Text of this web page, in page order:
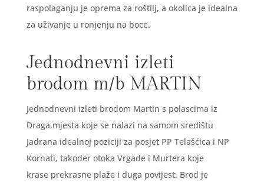
raspolaganju je oprema za roštilj, a okolica je idealna
za uživanje u ronjenju na boce.
Jednodnevni izleti
brodom m/b MARTIN
Jednodnevni izleti brodom Martin s polascima iz
Draga,mjesta koje se nalazi na samom središtu
Jadrana idealnoj poziciji za posjet PP Telašćica i NP
Kornati, takoder otoka Vrgade i Murtera koje
krase prekrasne plaže i duga povijest. Brod je